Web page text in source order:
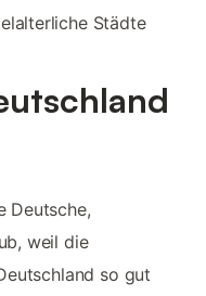
Städte
Deutsche,
weil die
so gut